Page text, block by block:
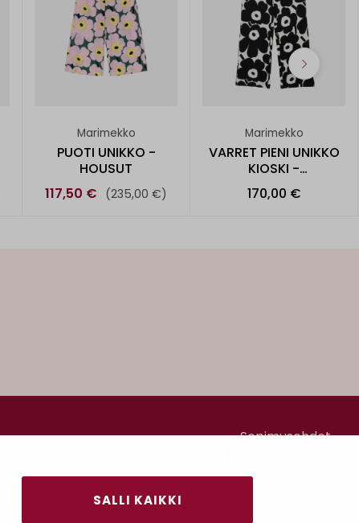
SALLI KAIKKI
Marimekko
PUOTI UNIKKO -
HOUSUT
117,50 € (235,00 €)
Marimekko
VARRET PIENI UNIKKO
KIOSKI -
COLLEGEHOUSUT
170,00 €
Sopimusehdot